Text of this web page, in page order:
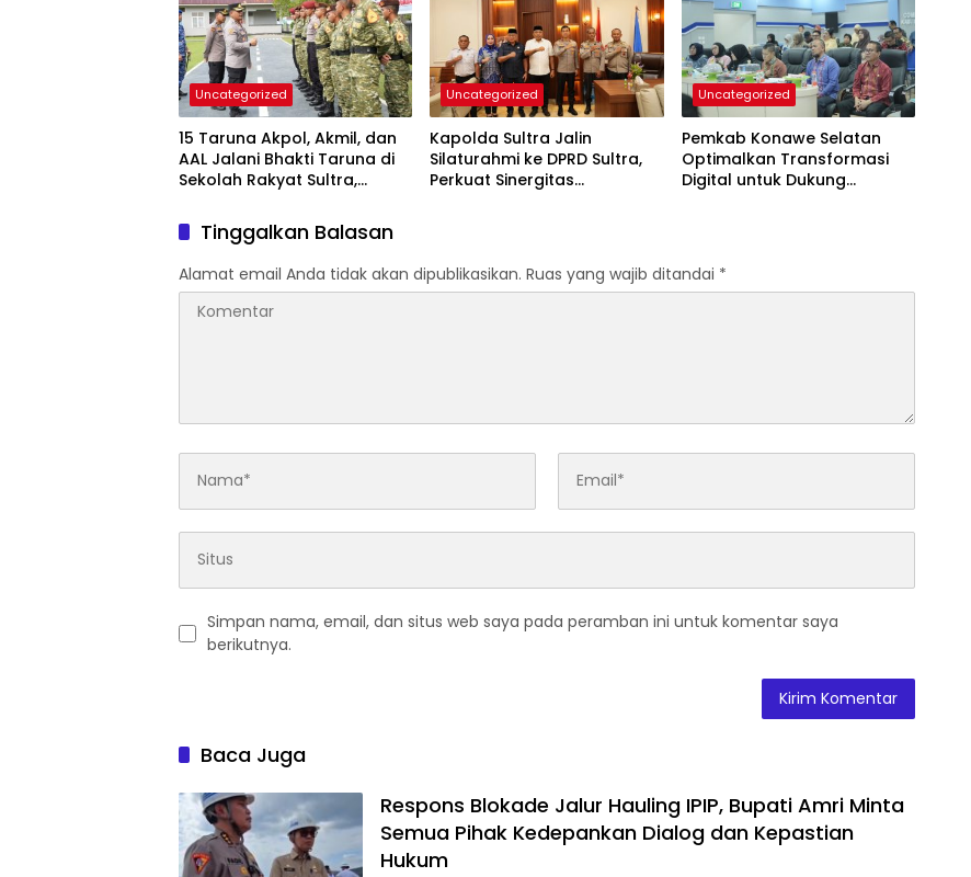
Uncategorized
15 Taruna Akpol, Akmil, dan
AAL Jalani Bhakti Taruna di
Sekolah Rakyat Sultra,
Nasionalisme
Uncategorized
Kapolda Sultra Jalin
Silaturahmi ke DPRD Sultra,
Perkuat Sinergitas
Uncategorized
Pemkab Konawe Selatan
Optimalkan Transformasi
Digital untuk Dukung
Tinggalkan Balasan
Alamat email Anda tidak akan dipublikasikan. Ruas yang wajib ditandai *
Simpan nama, email, dan situs web saya pada peramban ini untuk komentar saya
berikutnya.
Baca Juga
Respons Blokade Jalur Hauling IPIP, Bupati Amri Minta
Semua Pihak Kedepankan Dialog dan Kepastian
Hukum